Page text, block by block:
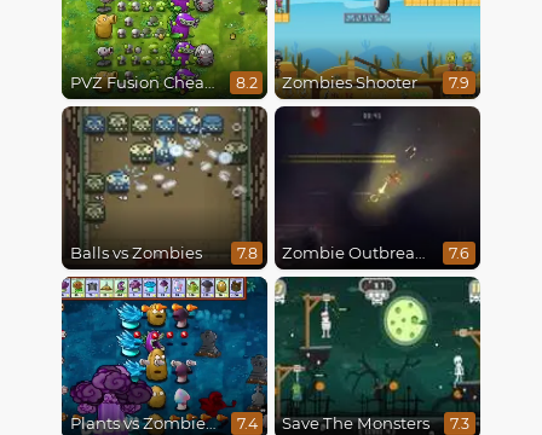
PVZ Fusion Cheats 8.2 Zombies Shooter 7.9
Balls vs Zombies 7.8 Zombie Outbreak Arena 7.6
Plants vs Zombies Fusion Mode 7.4 Save The Monsters 7.3